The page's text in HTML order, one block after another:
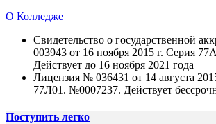
О Колледже
Свидетельство о государственной
003943 от 16 ноября 2015 г. Серия
Действует до 16 ноября 2021 года
Лицензия № 036431 от 14 августа
77Л01. №0007237. Действует
Поступить легко